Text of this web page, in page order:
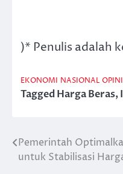
)* Penulis adalah
EKONOMI NASIONAL OPINI
TaggedHarga Beras,
Post
Pemerintah
untuk Stabilisasi